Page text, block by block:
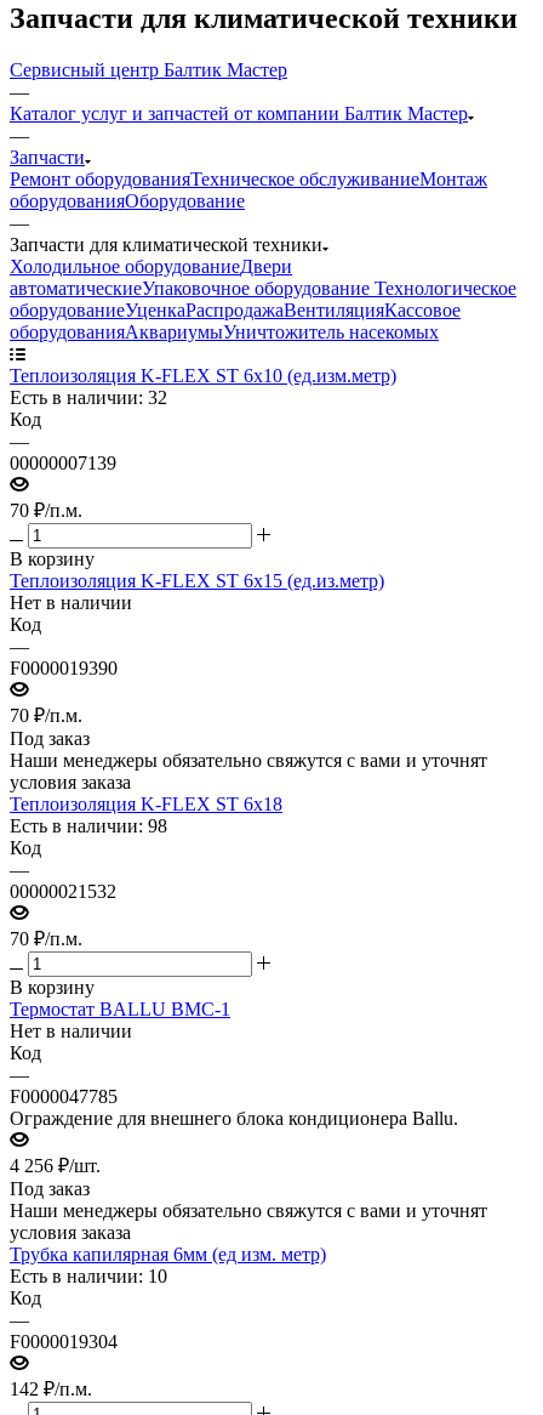
Запчасти для климатической техники
Сервисный центр Балтик Мастер
—
Каталог услуг и запчастей от компании Балтик Мастер
—
Запчасти
Ремонт оборудованияТехническое обслуживаниеМонтаж
оборудованияОборудование
—
Запчасти для климатической техники
Холодильное оборудованиеДвери
автоматическиеУпаковочное оборудование Технологическое
оборудованиеУценкаРаспродажаВентиляцияКассовое
оборудованияАквариумыУничтожитель насекомых
Теплоизоляция K-FLEX ST 6х10 (ед.изм.метр)
Есть в наличии: 32
Код
—
00000007139
70 ₽/п.м.
В корзину
Теплоизоляция K-FLEX ST 6х15 (ед.из.метр)
Нет в наличии
Код
—
F0000019390
70 ₽/п.м.
Под заказ
Наши менеджеры обязательно свяжутся с вами и уточнят
условия заказа
Теплоизоляция K-FLEX ST 6х18
Есть в наличии: 98
Код
—
00000021532
70 ₽/п.м.
В корзину
Термостат BALLU BMC-1
Нет в наличии
Код
—
F0000047785
Ограждение для внешнего блока кондиционера Ballu.
4 256 ₽/шт.
Под заказ
Наши менеджеры обязательно свяжутся с вами и уточнят
условия заказа
Трубка капилярная 6мм (ед изм. метр)
Есть в наличии: 10
Код
—
F0000019304
142 ₽/п.м.